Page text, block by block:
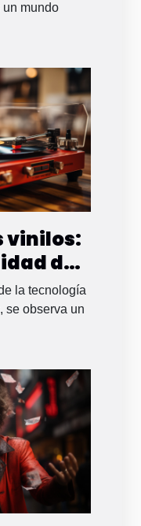
mundo
vinilos:
de
la tecnología
se observa un